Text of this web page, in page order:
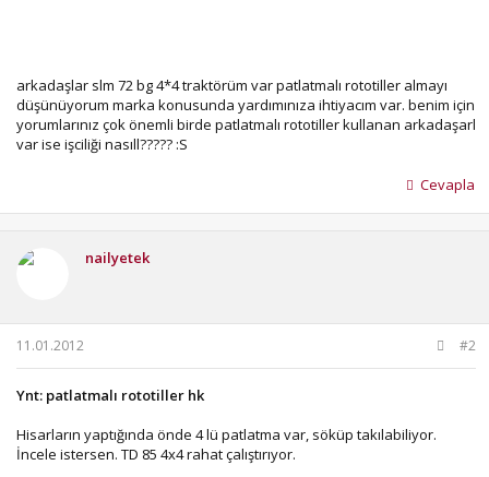
arkadaşlar slm 72 bg 4*4 traktörüm var patlatmalı rototiller almayı
düşünüyorum marka konusunda yardımınıza ihtiyacım var. benim için
yorumlarınız çok önemli birde patlatmalı rototiller kullanan arkadaşarl
var ise işciliği nasıll????? :S
Cevapla
nailyetek
11.01.2012 #2
Ynt: patlatmalı rototiller hk
Hisarların yaptığında önde 4 lü patlatma var, söküp takılabiliyor.
İncele istersen. TD 85 4x4 rahat çalıştırıyor.